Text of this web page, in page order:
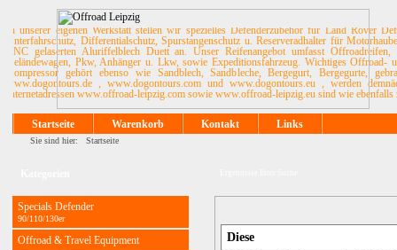
In unserer eigenen Werkstatt stellen wir spezielles Defenderzubehör für Land Rover
Unterfahrschutz, Differentialschutz, Spurstangenschutz u. Reserveradhalter für
CNC gelaserten Aluriffelblech Duett an. Unser Reifenangebot umfasst
Geländewagen, Pkw, Anhänger u. Lkw, sowie Expeditionsfahrzeug. Wichtiges
Kompressor gehört ebenso wie Sandblech, Sandbleche, Bergegurt, Bergegurte,
www.dogontours.de , www.dogontours.com und www.dogontours.eu , werden
Internetadressen www.offroad-leipzig.com sowie www.offroad-leipzig.eu sind wie ebenfalls
Startseite Warenkorb Kontakt Links
Sie sind hier: Startseite
Specials Defender
90/110/130er
Offroad & Travel Equipment